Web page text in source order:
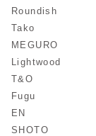
Roundish
Tako
MEGURO
Lightwood
T&O
Fugu
EN
SHOTO